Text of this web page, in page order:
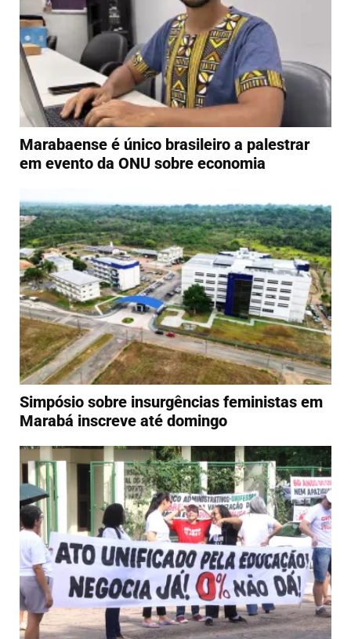
Marabaense é único brasileiro a palestrar
em evento da ONU sobre economia
Simpósio sobre insurgências feministas em
Marabá inscreve até domingo